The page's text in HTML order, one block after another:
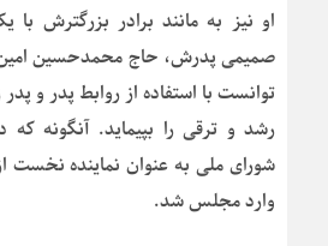
او نیز به مانند برادر بزرگترش
صمیمی پدرش، حاج محمدحسین امین
توانست با استفاده از روابط پدر و
رشد و ترقی را بپیماید. آنگونه
شورای ملی به عنوان نماینده نخست
وارد مجلس شد.